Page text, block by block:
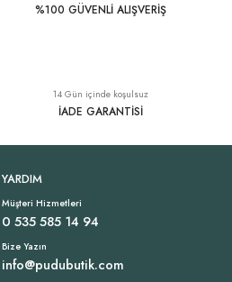
%100 GÜVENLİ ALIŞVERİŞ
14 Gün içinde koşulsuz
İADE GARANTİSİ
YARDIM
Müşteri Hizmetleri
0 535 585 14 94
Bize Yazın
info@pudubutik.com